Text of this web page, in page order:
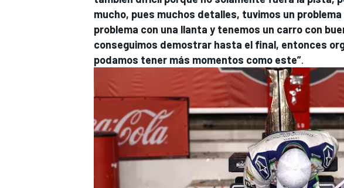
mucho, pues muchos detalles, tuvimos un
problema con una llanta y tenemos un carro con
conseguimos demostrar hasta el final, entonces
podamos tener más momentos como este”.